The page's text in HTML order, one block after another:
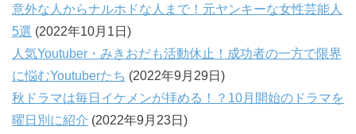
意外な人からナルホドな人まで！元ヤンキーな女性芸能人
5選 (2022年10月1日)
人気Youtuber・みきおだも活動休止！成功者の一方で限界
に悩むYoutuberたち (2022年9月29日)
秋ドラマは毎日イケメンが拝める！？10月開始のドラマを
曜日別に紹介 (2022年9月23日)